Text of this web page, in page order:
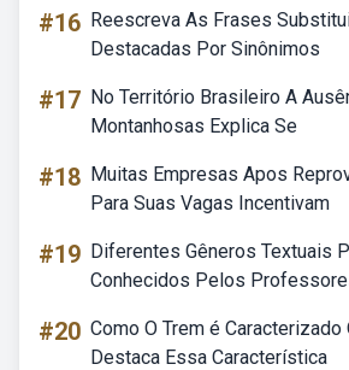
#16 Reescreva As Frases
Destacadas Por Sinônimos
#17 No Território Brasileiro A
Montanhosas Explica Se
#18 Muitas Empresas Apos
Para Suas Vagas Incentivam
#19 Diferentes Gêneros Textuais
Conhecidos Pelos
#20 Como O Trem é Caracterizado
Destaca Essa Característica